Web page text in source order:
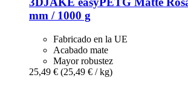
mm / 1000 g
Fabricado en la UE
Acabado mate
Mayor robustez
25,49 € (25,49 € / kg)